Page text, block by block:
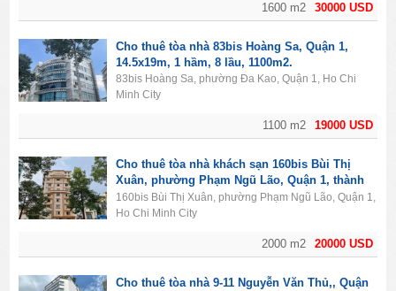
30000 USD
1600 m2
19000 USD
1100 m2
Cho thuê tòa nhà 83bis Hoàng Sa, Quận 1,
14.5x19m, 1 hầm, 8 lầu, 1100m2.
83bis Hoàng Sa, phường Đa Kao, Quận 1, Ho Chi
Minh City
20000 USD
2000 m2
Cho thuê tòa nhà khách sạn 160bis Bùi Thị
Xuân, phường Phạm Ngũ Lão, Quận 1, thành
phố Hồ Chí Minh. Diện tích 2000m2, 1 hầm, 11
lầu, 50PN.
160bis Bùi Thị Xuân, phường Phạm Ngũ Lão, Quận 1,
Ho Chi Minh City
Cho thuê tòa nhà 9-11 Nguyễn Văn Thủ,, Quận